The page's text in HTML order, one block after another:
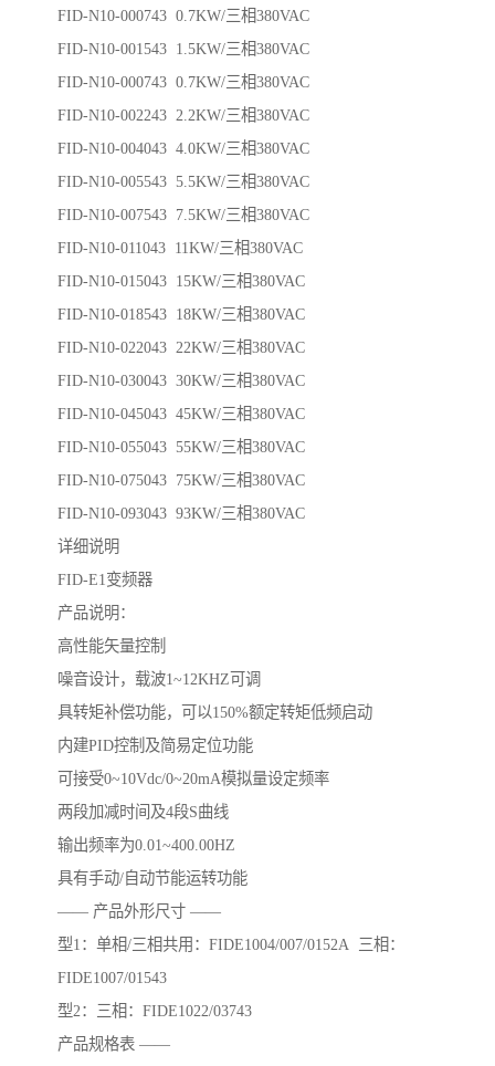
FID-N10-000743 0.7KW/三相380VAC
FID-N10-001543 1.5KW/三相380VAC
FID-N10-000743 0.7KW/三相380VAC
FID-N10-002243 2.2KW/三相380VAC
FID-N10-004043 4.0KW/三相380VAC
FID-N10-005543 5.5KW/三相380VAC
FID-N10-007543 7.5KW/三相380VAC
FID-N10-011043 11KW/三相380VAC
FID-N10-015043 15KW/三相380VAC
FID-N10-018543 18KW/三相380VAC
FID-N10-022043 22KW/三相380VAC
FID-N10-030043 30KW/三相380VAC
FID-N10-045043 45KW/三相380VAC
FID-N10-055043 55KW/三相380VAC
FID-N10-075043 75KW/三相380VAC
FID-N10-093043 93KW/三相380VAC
详细说明
FID-E1变频器
产品说明：
高性能矢量控制
噪音设计，载波1~12KHZ可调
具转矩补偿功能，可以150%额定转矩低频启动
内建PID控制及简易定位功能
可接受0~10Vdc/0~20mA模拟量设定频率
两段加减时间及4段S曲线
输出频率为0.01~400.00HZ
具有手动/自动节能运转功能
—— 产品外形尺寸 ——
型1：单相/三相共用：FIDE1004/007/0152A 三相：
FIDE1007/01543
型2：三相：FIDE1022/03743
产品规格表 ——